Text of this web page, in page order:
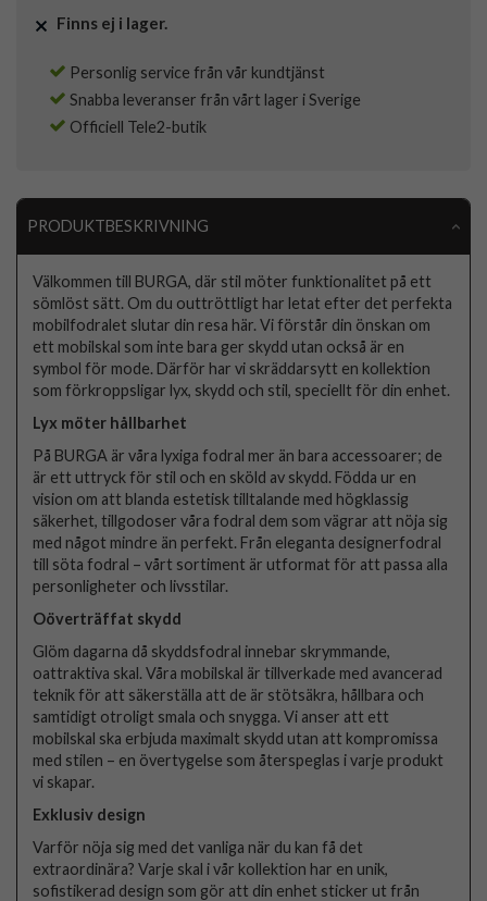
Finns ej i lager.
Personlig service från vår kundtjänst
Snabba leveranser från vårt lager i Sverige
Officiell Tele2-butik
PRODUKTBESKRIVNING
Välkommen till BURGA, där stil möter funktionalitet på ett
sömlöst sätt. Om du outtröttligt har letat efter det perfekta
mobilfodralet slutar din resa här. Vi förstår din önskan om
ett mobilskal som inte bara ger skydd utan också är en
symbol för mode. Därför har vi skräddarsytt en kollektion
som förkroppsligar lyx, skydd och stil, speciellt för din enhet.
Lyx möter hållbarhet
På BURGA är våra lyxiga fodral mer än bara accessoarer; de
är ett uttryck för stil och en sköld av skydd. Födda ur en
vision om att blanda estetisk tilltalande med högklassig
säkerhet, tillgodoser våra fodral dem som vägrar att nöja sig
med något mindre än perfekt. Från eleganta designerfodral
till söta fodral – vårt sortiment är utformat för att passa alla
personligheter och livsstilar.
Oöverträffat skydd
Glöm dagarna då skyddsfodral innebar skrymmande,
oattraktiva skal. Våra mobilskal är tillverkade med avancerad
teknik för att säkerställa att de är stötsäkra, hållbara och
samtidigt otroligt smala och snygga. Vi anser att ett
mobilskal ska erbjuda maximalt skydd utan att kompromissa
med stilen – en övertygelse som återspeglas i varje produkt
vi skapar.
Exklusiv design
Varför nöja sig med det vanliga när du kan få det
extraordinära? Varje skal i vår kollektion har en unik,
sofistikerad design som gör att din enhet sticker ut från